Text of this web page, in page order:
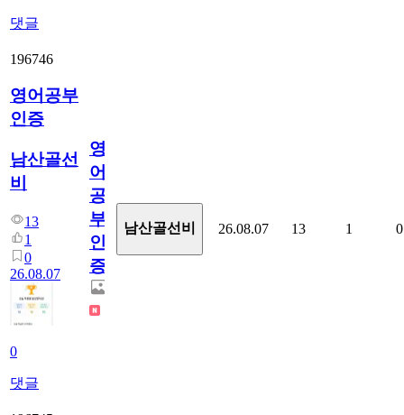
댓글
196746
영어공부
인증
남산골선
비
13
1
0
26.08.07
0
댓글
영
어
공
부
인
증
남산골선비 26.08.07 13 1 0